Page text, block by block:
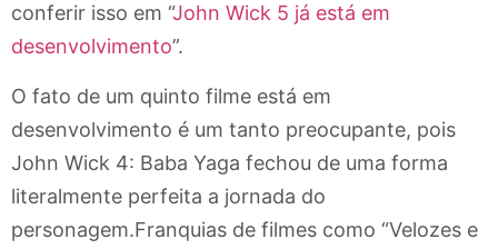
conferir isso em “John Wick 5 já está em
desenvolvimento”.
O fato de um quinto filme está em
desenvolvimento é um tanto preocupante, pois
John Wick 4: Baba Yaga fechou de uma forma
literalmente perfeita a jornada do
personagem.Franquias de filmes como “Velozes e